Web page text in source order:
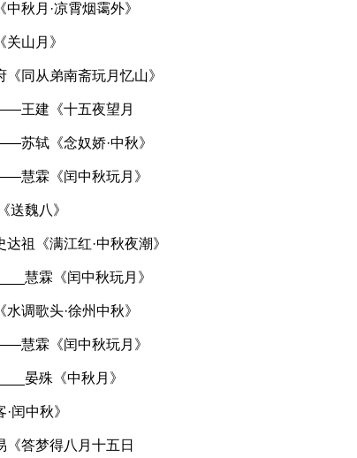
秋月·凉霄烟霭外》
山月》
同从弟南斋玩月忆山》
王建《十五夜望月
苏轼《念奴娇·中秋》
慧霖《闰中秋玩月》
送魏八》
祖《满江红·中秋夜潮》
慧霖《闰中秋玩月》
调歌头·徐州中秋》
慧霖《闰中秋玩月》
晏殊《中秋月》
闰中秋》
答梦得八月十五日